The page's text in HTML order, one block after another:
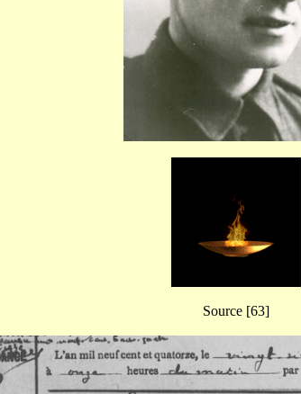
Source [63]